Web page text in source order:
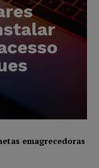
emagrecedoras